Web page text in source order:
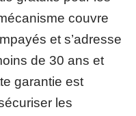
couvre
et s’adresse
de 30 ans et
garantie est
les